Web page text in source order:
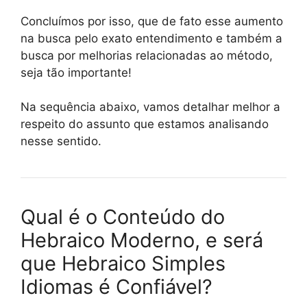
Concluímos por isso, que de fato esse aumento
na busca pelo exato entendimento e também a
busca por melhorias relacionadas ao método,
seja tão importante!
Na sequência abaixo, vamos detalhar melhor a
respeito do assunto que estamos analisando
nesse sentido.
Qual é o Conteúdo do
Hebraico Moderno, e será
que Hebraico Simples
Idiomas é Confiável?